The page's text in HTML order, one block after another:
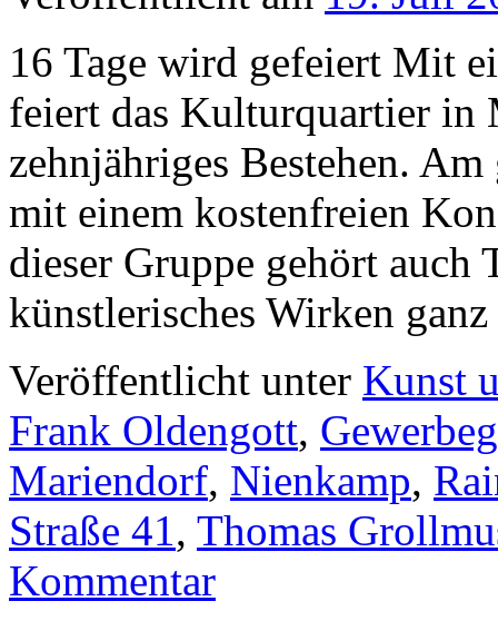
16 Tage wird gefeiert Mit
feiert das Kulturquartier in
zehnjähriges Bestehen.
mit einem kostenfreien
dieser Gruppe gehört auch
künstlerisches Wirken
Veröffentlicht unter Kunst
Frank Oldengott,
Mariendorf, Nienkamp,
Straße 41, Thomas
Kommentar